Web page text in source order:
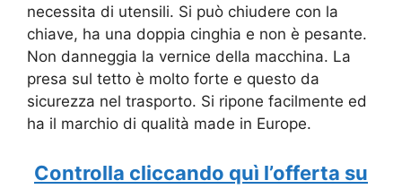
necessita di utensili. Si può chiudere con la
chiave, ha una doppia cinghia e non è pesante.
Non danneggia la vernice della macchina. La
presa sul tetto è molto forte e questo da
sicurezza nel trasporto. Si ripone facilmente ed
ha il marchio di qualità made in Europe.
Controlla cliccando quì l’offerta su